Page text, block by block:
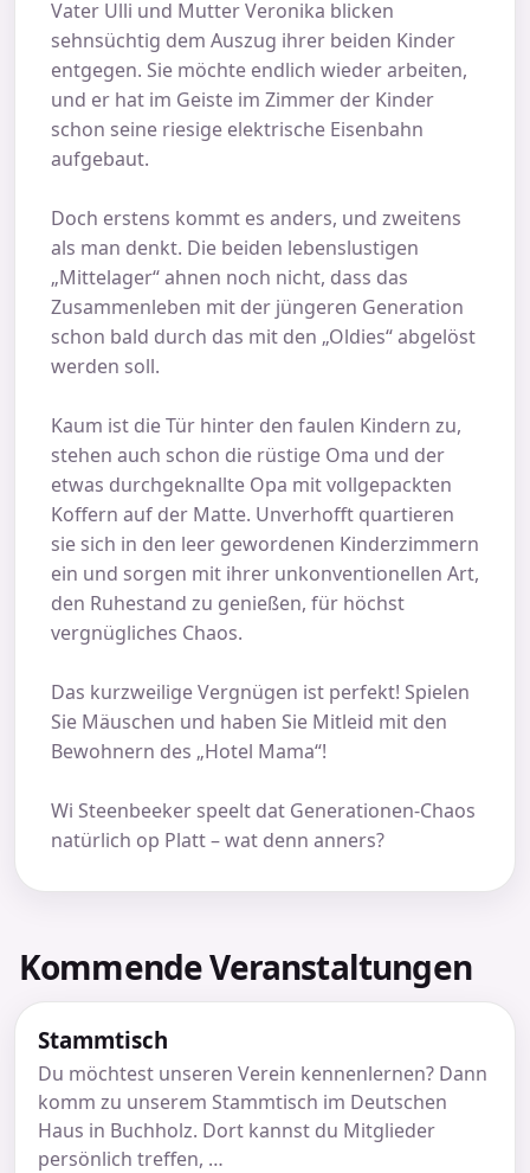
Vater Ulli und Mutter Veronika blicken
sehnsüchtig dem Auszug ihrer beiden Kinder
entgegen. Sie möchte endlich wieder arbeiten,
und er hat im Geiste im Zimmer der Kinder
schon seine riesige elektrische Eisenbahn
aufgebaut.
Doch erstens kommt es anders, und zweitens
als man denkt. Die beiden lebenslustigen
„Mittelager“ ahnen noch nicht, dass das
Zusammenleben mit der jüngeren Generation
schon bald durch das mit den „Oldies“ abgelöst
werden soll.
Kaum ist die Tür hinter den faulen Kindern zu,
stehen auch schon die rüstige Oma und der
etwas durchgeknallte Opa mit vollgepackten
Koffern auf der Matte. Unverhofft quartieren
sie sich in den leer gewordenen Kinderzimmern
ein und sorgen mit ihrer unkonventionellen Art,
den Ruhestand zu genießen, für höchst
vergnügliches Chaos.
Das kurzweilige Vergnügen ist perfekt! Spielen
Sie Mäuschen und haben Sie Mitleid mit den
Bewohnern des „Hotel Mama“!
Wi Steenbeeker speelt dat Generationen-Chaos
natürlich op Platt – wat denn anners?
Kommende Veranstaltungen
Stammtisch
Du möchtest unseren Verein kennenlernen? Dann
komm zu unserem Stammtisch im Deutschen
Haus in Buchholz. Dort kannst du Mitglieder
persönlich treffen, …